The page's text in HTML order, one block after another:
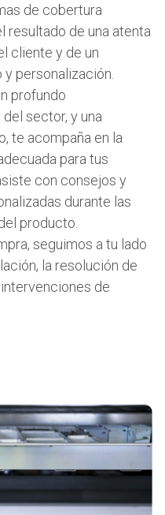
de cobertura
resultado de una atenta
cliente y de un
personalización.
profundo
sector, y una
te acompaña en la
para tus
con consejos y
durante las
producto.
seguimos a tu lado
la resolución de
de